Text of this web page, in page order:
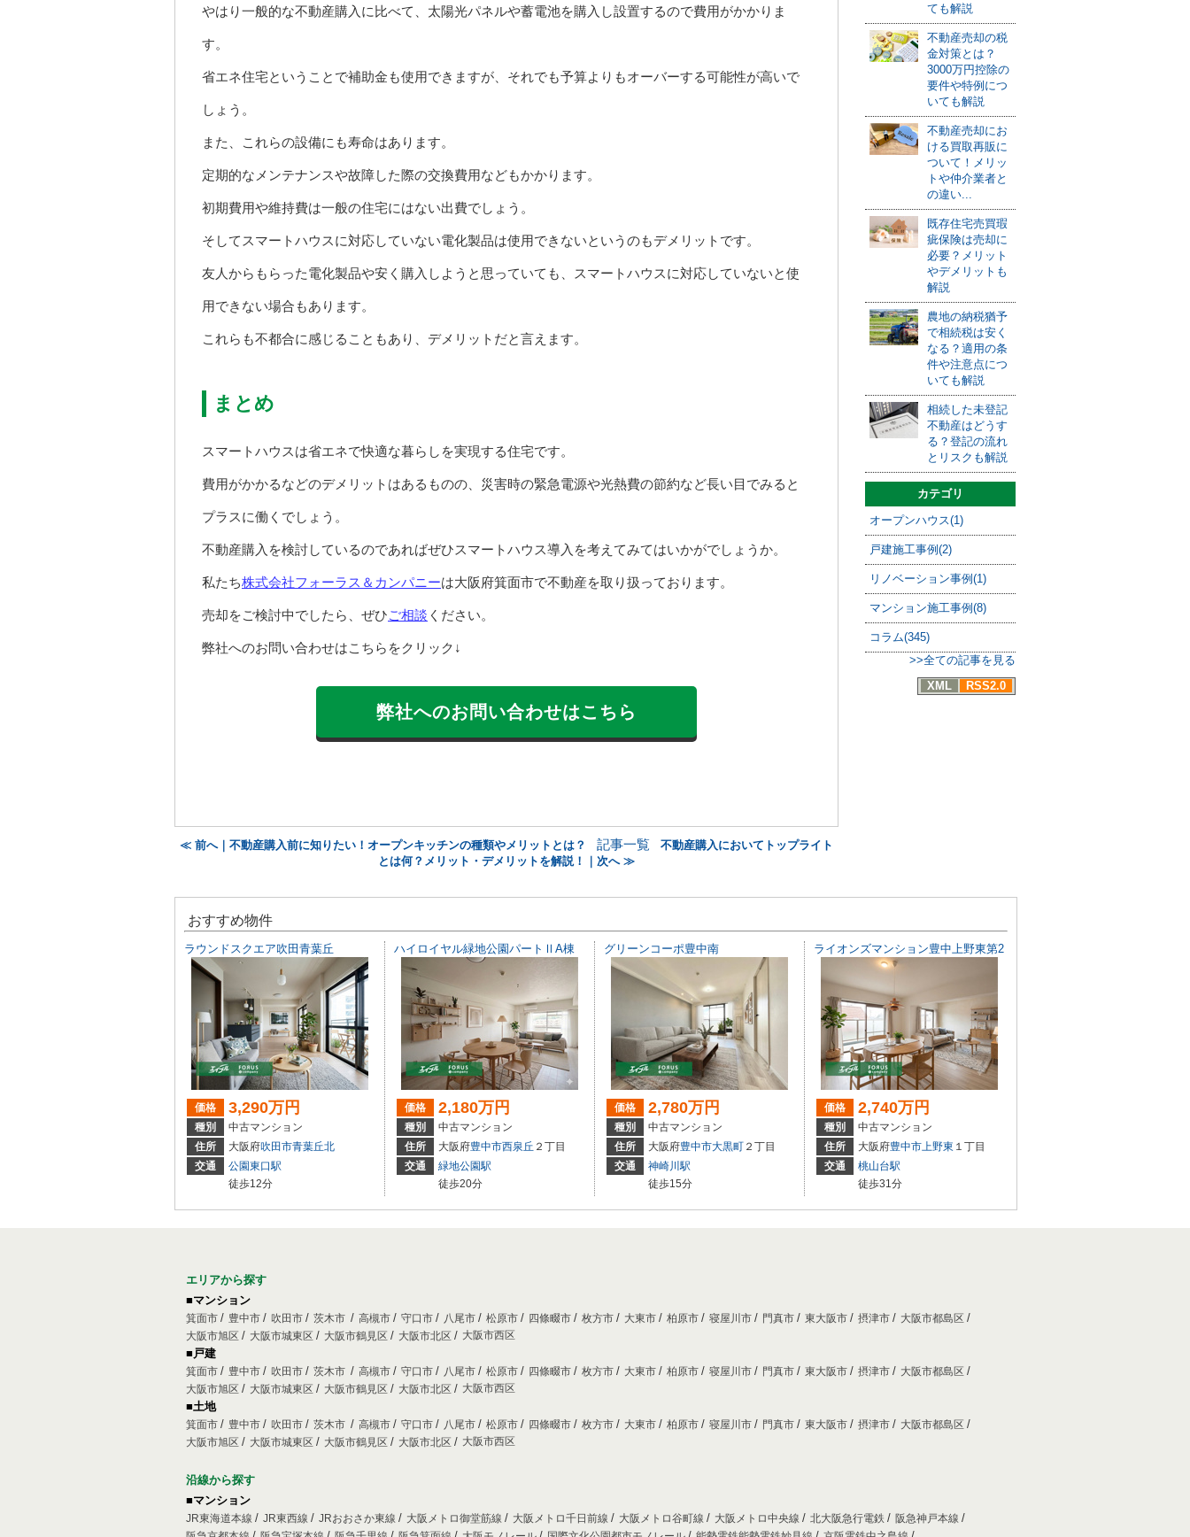
やはり一般的な不動産購入に比べて、太陽光パネルや蓄電池を購入し設置するので費用がかかりま
す。
省エネ住宅ということで補助金も使用できますが、それでも予算よりもオーバーする可能性が高いで
しょう。
また、これらの設備にも寿命はあります。
定期的なメンテナンスや故障した際の交換費用などもかかります。
初期費用や維持費は一般の住宅にはない出費でしょう。
そしてスマートハウスに対応していない電化製品は使用できないというのもデメリットです。
友人からもらった電化製品や安く購入しようと思っていても、スマートハウスに対応していないと使
用できない場合もあります。
これらも不都合に感じることもあり、デメリットだと言えます。
まとめ
スマートハウスは省エネで快適な暮らしを実現する住宅です。
費用がかかるなどのデメリットはあるものの、災害時の緊急電源や光熱費の節約など長い目でみると
プラスに働くでしょう。
不動産購入を検討しているのであればぜひスマートハウス導入を考えてみてはいかがでしょうか。
私たち株式会社フォーラス＆カンパニーは大阪府箕面市で不動産を取り扱っております。
売却をご検討中でしたら、ぜひご相談 ください。
弊社へのお問い合わせはこちらをクリック↓
弊社へのお問い合わせはこちら
≪ 前へ｜不動産購入前に知りたい！オープンキッチンの種類やメリットとは？ 記事一覧
不動産購入においてトップライト
とは何？メリット・デメリットを解説！｜次へ ≫
ても解説
不動産売却の税
金対策とは？
3000万円控除の
要件や特例につ
いても解説
不動産売却にお
ける買取再販に
ついて！メリッ
トや仲介業者と
の違い...
既存住宅売買瑕
疵保険は売却に
必要？メリット
やデメリットも
解説
農地の納税猶予
で相続税は安く
なる？適用の条
件や注意点につ
いても解説
相続した未登記
不動産はどうす
る？登記の流れ
とリスクも解説
カテゴリ
オープンハウス(1)
戸建施工事例(2)
リノベーション事例(1)
マンション施工事例(8)
コラム(345)
>>全ての記事を見る
XML
RSS2.0
おすすめ物件
ラウンドスクエア吹田青葉丘
価格 3,290万円
種別
中古マンション
住所
大阪府吹田市青葉丘北
交通
公園東口駅
徒歩12分
ハイロイヤル緑地公園パートⅡA棟
価格 2,180万円
種別
中古マンション
住所
大阪府豊中市西泉丘 ２丁目
交通
緑地公園駅
徒歩20分
グリーンコーポ豊中南
価格 2,780万円
種別
中古マンション
住所
大阪府豊中市大黒町 ２丁目
交通
神崎川駅
徒歩15分
ライオンズマンション豊中上野東第2
価格 2,740万円
種別
中古マンション
住所
大阪府豊中市 上野東 １丁目
交通
桃山台駅
徒歩31分
エリアから探す
■マンション
箕面市 豊中市 吹田市 茨木市 高槻市 守口市 八尾市 松原市 四條畷市 枚方市 大東市 柏原市 寝屋川市 門真市 東大阪市 摂津市
大阪市都島区
大阪市旭区
大阪市城東区 大阪市鶴見区 大阪市北区 大阪市西区
■戸建
箕面市 豊中市 吹田市 茨木市 高槻市 守口市 八尾市 松原市 四條畷市 枚方市 大東市 柏原市 寝屋川市 門真市 東大阪市 摂津市
大阪市都島区
大阪市旭区
大阪市城東区 大阪市鶴見区 大阪市北区 大阪市西区
■土地
箕面市 豊中市 吹田市 茨木市 高槻市 守口市 八尾市 松原市 四條畷市 枚方市 大東市 柏原市 寝屋川市 門真市 東大阪市 摂津市
大阪市都島区
大阪市旭区
大阪市城東区 大阪市鶴見区 大阪市北区 大阪市西区
沿線から探す
■マンション
JR東海道本線 JR東西線 JRおおさか東線 大阪メトロ御堂筋線 大阪メトロ千日前線 大阪メトロ谷町線 大阪メトロ中央線 北大阪急行電鉄
阪急神戸本線